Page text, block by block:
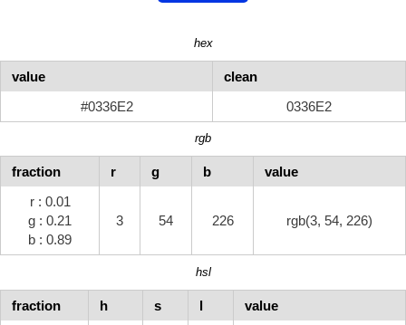
hex
value
clean
#0336E2
0336E2
rgb
fraction r g b
value
r : 0.01
g : 0.21
b : 0.89
3 54 226 rgb(3, 54, 226)
hsl
fraction h s l
value